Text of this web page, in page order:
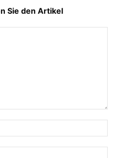
Sie den Artikel